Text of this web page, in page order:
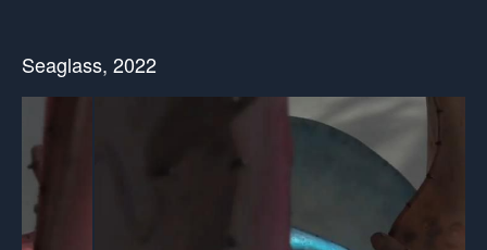
Seaglass, 2022